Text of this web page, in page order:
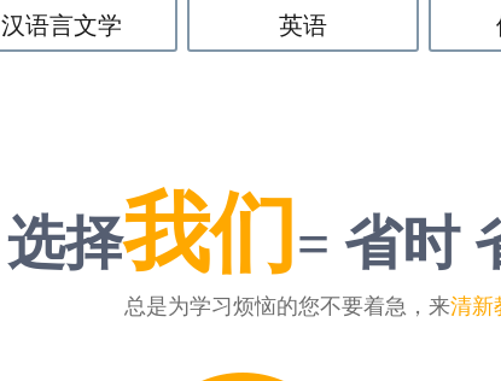
汉语言文学 英语
选择我们 = 省时
总是为学习烦恼的您不要着急，来清新